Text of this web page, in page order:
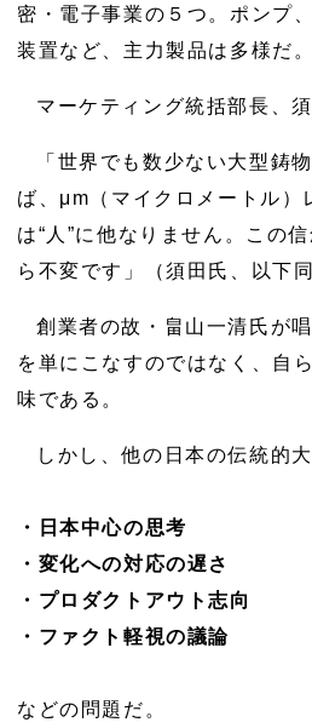
密・電子事業の５つ。ポンプ
装置など、主力製品は多様だ。
マーケティング統括部長、
「世界でも数少ない大型鋳
ば、μm（マイクロメートル
は“人”に他なりません。この
ら不変です」（須田氏、以下同
創業者の故・畠山一清氏が
を単にこなすのではなく、自
味である。
しかし、他の日本の伝統的
・日本中心の思考
・変化への対応の遅さ
・プロダクトアウト志向
・ファクト軽視の議論
などの問題だ。